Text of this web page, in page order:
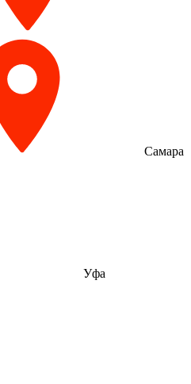
Самара
Уфа